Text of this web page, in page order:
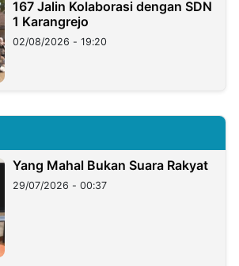
167 Jalin Kolaborasi dengan SDN
1 Karangrejo
02/08/2026 - 19:20
Yang Mahal Bukan Suara Rakyat
29/07/2026 - 00:37